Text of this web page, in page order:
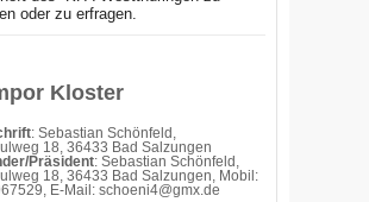
oder zu erfragen.
Kloster
: Sebastian Schönfeld,
18, 36433 Bad Salzungen
Präsident: Sebastian Schönfeld,
18, 36433 Bad Salzungen, Mobil:
E-Mail: schoeni4@gmx.de